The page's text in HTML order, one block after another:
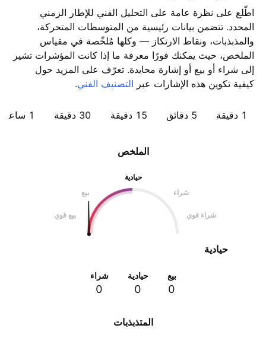
اطّلع على نظرة عامة على التحليل الفني للإطار الزمني
المحدد. تتضمن بيانات رئيسية من المتوسطات المتحركة،
والمذبذبات، ونقاط الارتكاز — وكلها مُلخّصة في مقياس
الملخص، حيث يمكنك فورًا معرفة ما إذا كانت المؤشرات تشير
إلى شراء أو بيع أو إشارة محايدة. تعرّف على المزيد حول
كيفية تكوين هذه الإشارات عبر التصنيف الفني.
1 دقيقة 5 دقائق 15 دقيقة 30 دقيقة 1 ساعة
المتذبذبات
الملخص
حيادية
بيع
شراء
بيع قوي شراء قوي
حيادية
بيع
0
حيادية
0
شراء
0